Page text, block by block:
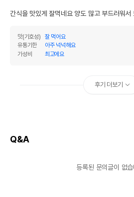
간식을 맛있게 잘먹네요 양도 많고 부드러워서
맛(기호성)
잘 먹어요
유통기한
아주 넉넉해요
가성비
최고에요
후기 더보기
Q&A
등록된 문의글이 없